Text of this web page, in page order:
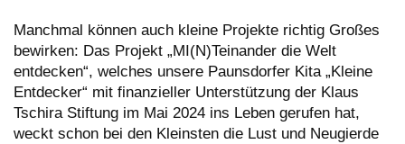
bei
den
„Kleinen
Entdeckern“
in
Paunsdorf
Manchmal können auch kleine Projekte richtig Großes
bewirken: Das Projekt „MI(N)Teinander die Welt
entdecken“, welches unsere Paunsdorfer Kita „Kleine
Entdecker“ mit finanzieller Unterstützung der Klaus
Tschira Stiftung im Mai 2024 ins Leben gerufen hat,
weckt schon bei den Kleinsten die Lust und Neugierde